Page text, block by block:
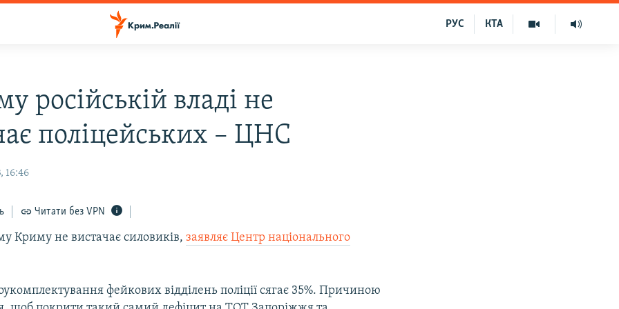
КТА
РУС
російській владі не
поліцейських – ЦНС
16:46
Читати без VPN
Криму не вистачає силовиків,заявляє Центр національного
фейкових відділень поліції сягає 35%. Причиною